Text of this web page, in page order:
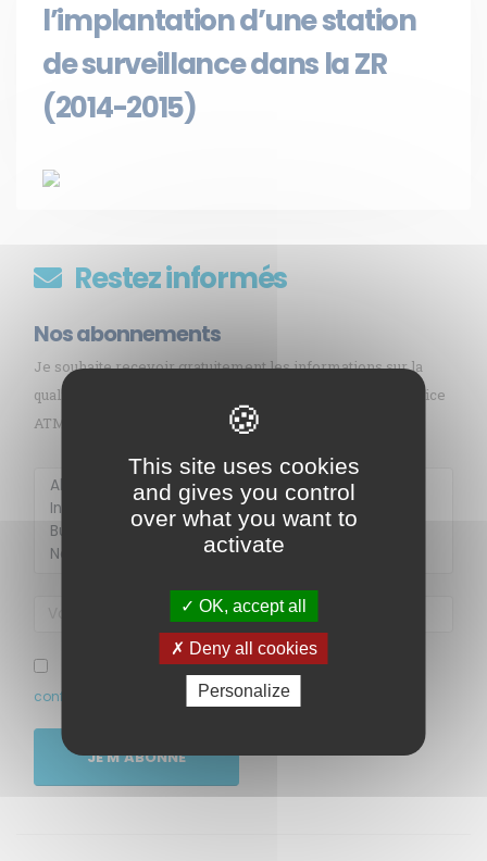
l’implantation d’une station
de surveillance dans la ZR
(2014-2015)
Restez informés
Nos abonnements
Je souhaite recevoir gratuitement les informations sur la
qualité de l’air en Martinique par mail (alerte pollution, indice
ATMO, sargasses, newsletter, etc.)
J’ai pris connaissance et accepte la politique de
confidentialité de ce site
JE M'ABONNE
Membre de Agréé par
MENU
Qui sommes-nous ?
This site uses cookies
and gives you control
over what you want to
activate
OK, accept all
Deny all cookies
Personalize